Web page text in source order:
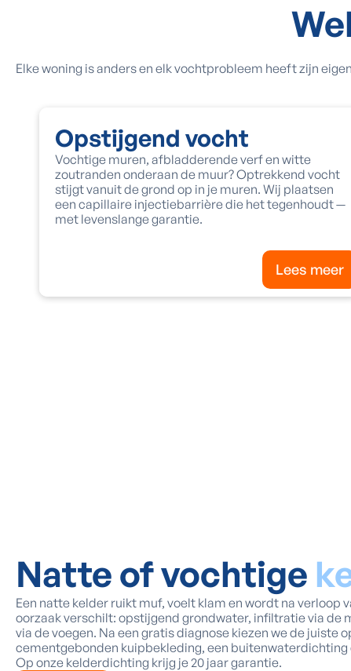
Elke woning is anders en elk vochtprobleem heeft zijn
Opstijgend vocht
Vochtige muren, afbladderende verf en witte
zoutranden onderaan de muur? Optrekkend vocht
stijgt vanuit de grond op in je muren. Wij plaatsen
een capillaire injectiebarrière die het tegenhoudt —
met levenslange garantie.
Lees meer
Natte of vochtige
Een natte kelder ruikt muf, voelt klam en wordt na verloop
oorzaak verschilt: opstijgend grondwater, infiltratie via de
via de voegen. Na een gratis diagnose kiezen we de juiste
cementgebonden kuipbekleding, een buitenwaterdichting
Op onze kelderdichting krijg je 20 jaar garantie.